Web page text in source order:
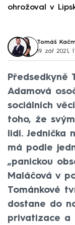
ohrožoval v
Tomáš
19. zář 2021,
Předsedkyně
Adamová
sociálních
toho, že
lidi. Jednička
má podle
„panickou
Maláčová v
Tománkové
dostane do
privatizace a